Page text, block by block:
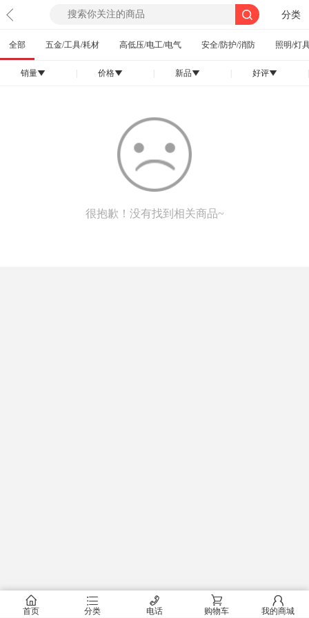
分类
全部 五金/工具/耗材 高低压/电工/电气 安全/防护/消防 照明/灯
销量󰄢 价格󰄢 新品󰄢 好评󰄢
很抱歉！没有找到相关商品~
󰂠
首页
󰂦
分类
󰄫
电话
󰂟
购物车
󰂢
我的商城